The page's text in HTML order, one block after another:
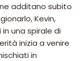
additano subito
Kevin,
una spirale di
inizia a venire
in